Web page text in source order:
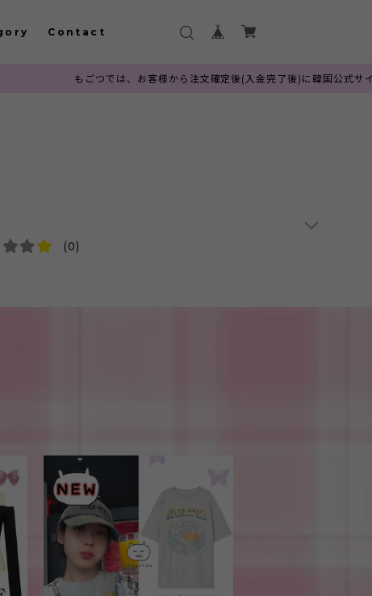
Contact
もごつでは、お客様から注文確定後(入金完了後)に韓国公式サイトへ発注を
(0)